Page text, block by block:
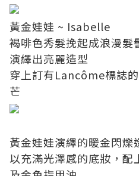
黃金娃娃 ~ Isabelle
褐啡色秀髮挽起成浪漫髮
演繹出亮麗造型
穿上訂有Lancôme標誌
芒
黃金娃娃演繹的暖金閃爍
以充滿光澤感的底妝，配